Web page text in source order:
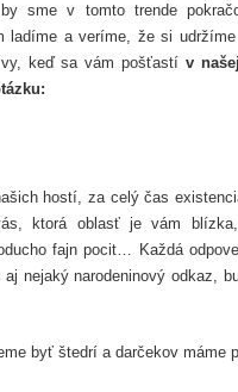
ho
k
našim
narodeninám!
sme v tomto trende
ladíme a veríme, že si
keď sa vám pošťastí v
hostí, za celý čas
ktorá oblasť je vám
fajn pocit… Každá
nejaký narodeninový odkaz,
byť štedrí a darčekov máme